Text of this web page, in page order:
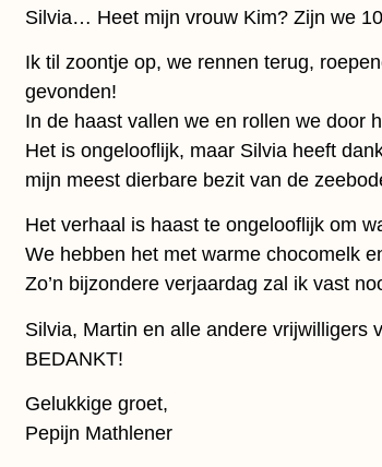
Silvia… Heet mijn vrouw Kim? Zijn we
Ik til zoontje op, we rennen terug,
gevonden!
In de haast vallen we en rollen we door
Het is ongelooflijk, maar Silvia heeft
mijn meest dierbare bezit van de
Het verhaal is haast te ongelooflijk om
We hebben het met warme chocomelk
Zo’n bijzondere verjaardag zal ik vast
Silvia, Martin en alle andere vrijwilligers
BEDANKT!
Gelukkige groet,
Pepijn Mathlener